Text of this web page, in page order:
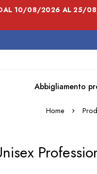
10/08/2026 AL 25/
Abbigliamento
Home